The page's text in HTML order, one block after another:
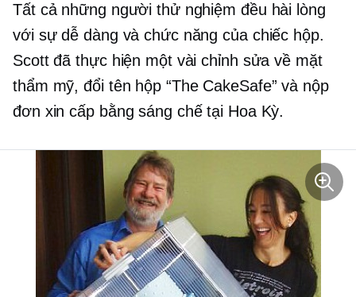
Tất cả những người thử nghiệm đều hài lòng
với sự dễ dàng và chức năng của chiếc hộp.
Scott đã thực hiện một vài chỉnh sửa về mặt
thẩm mỹ,đổi tên hộp “The CakeSafe” và nộp
đơn xin cấp bằng sáng chế tại Hoa Kỳ.